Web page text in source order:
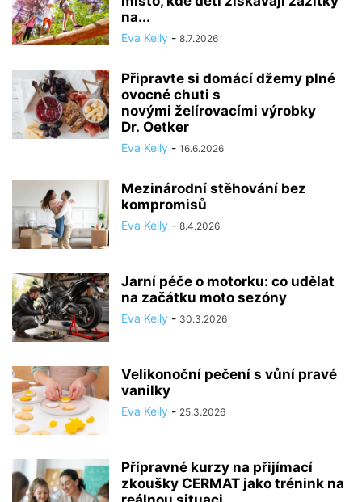
na...
Eva Kelly - 8.7.2026
Připravte si domácí džemy plné
ovocné chuti s
novými želírovacími výrobky
Dr. Oetker
Eva Kelly - 16.6.2026
Mezinárodní stěhování bez
kompromisů
Eva Kelly - 8.4.2026
Jarní péče o motorku: co udělat
na začátku moto sezóny
Eva Kelly - 30.3.2026
Velikonoční pečení s vůní pravé
vanilky
Eva Kelly - 25.3.2026
Přípravné kurzy na přijímací
zkoušky CERMAT jako trénink na